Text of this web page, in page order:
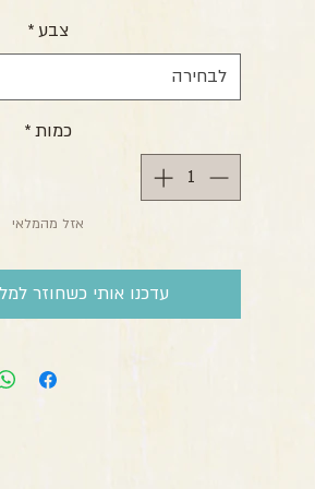
צבע *
לבחירה
כמות *
אזל מהמלאי
עדכנו אותי כשחוזר